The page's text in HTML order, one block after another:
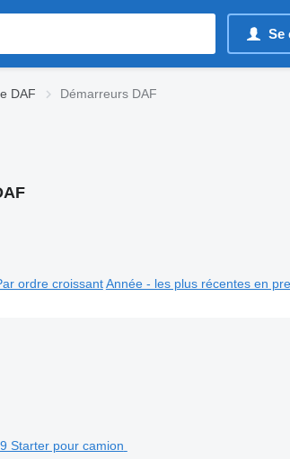
Se
DAF Démarreurs DAF
ordre croissant Année - les plus récentes en